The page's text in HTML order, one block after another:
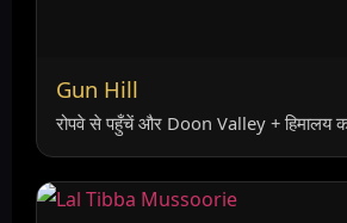
Gun Hill
रोपवे से पहुँचें और Doon Valley + हिमालय